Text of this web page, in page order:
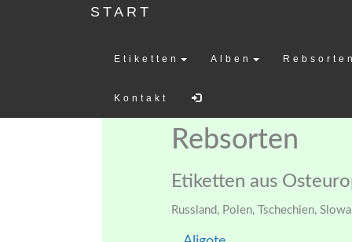
START
Etiketten Alben
Kontakt
Rebsorten
Etiketten aus
Russland, Polen, Tschechien,